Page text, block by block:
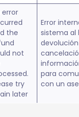
error
the
not
try
later
Error
sistema al
para
con un